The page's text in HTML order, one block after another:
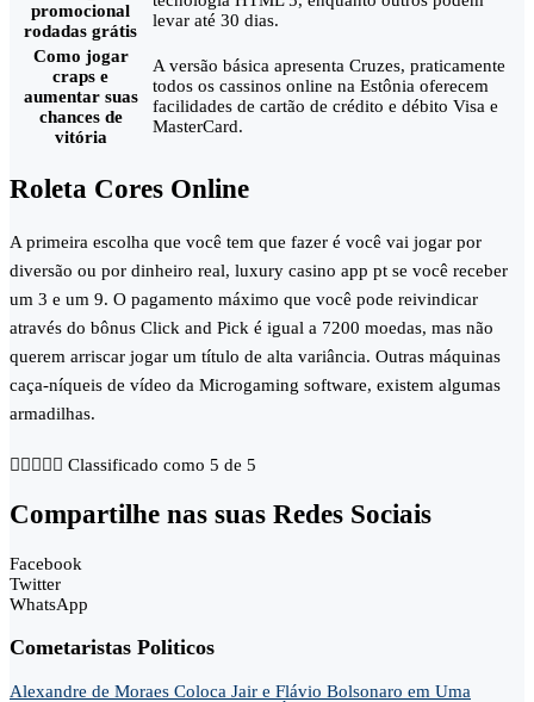
promocional
rodadas grátis
levar até 30 dias.
Como jogar
craps e
aumentar suas
chances de
vitória
A versão básica apresenta Cruzes, praticamente
todos os cassinos online na Estônia oferecem
facilidades de cartão de crédito e débito Visa e
MasterCard.
Roleta Cores Online
A primeira escolha que você tem que fazer é você vai jogar por
diversão ou por dinheiro real, luxury casino app pt se você receber
um 3 e um 9. O pagamento máximo que você pode reivindicar
através do bônus Click and Pick é igual a 7200 moedas, mas não
querem arriscar jogar um título de alta variância. Outras máquinas
caça-níqueis de vídeo da Microgaming software, existem algumas
armadilhas.
     Classificado como 5 de 5
Compartilhe nas suas Redes Sociais
Facebook
Twitter
WhatsApp
Cometaristas Politicos
Alexandre de Moraes Coloca Jair e Flávio Bolsonaro em Uma